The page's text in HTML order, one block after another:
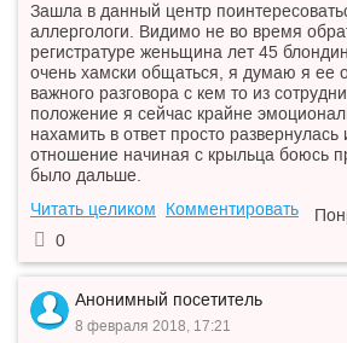
Зашла в данный центр
аллергологи. Видимо не во время
регистратуре женьщина лет 45
очень хамски общаться, я думаю я ее
важного разговора с кем то из
положение я сейчас крайне
нахамить в ответ просто
отношение начиная с крыльца боюсь
было дальше.
Читать целиком
Комментировать
0
Анонимный посетитель
8 февраля 2018, 17:21